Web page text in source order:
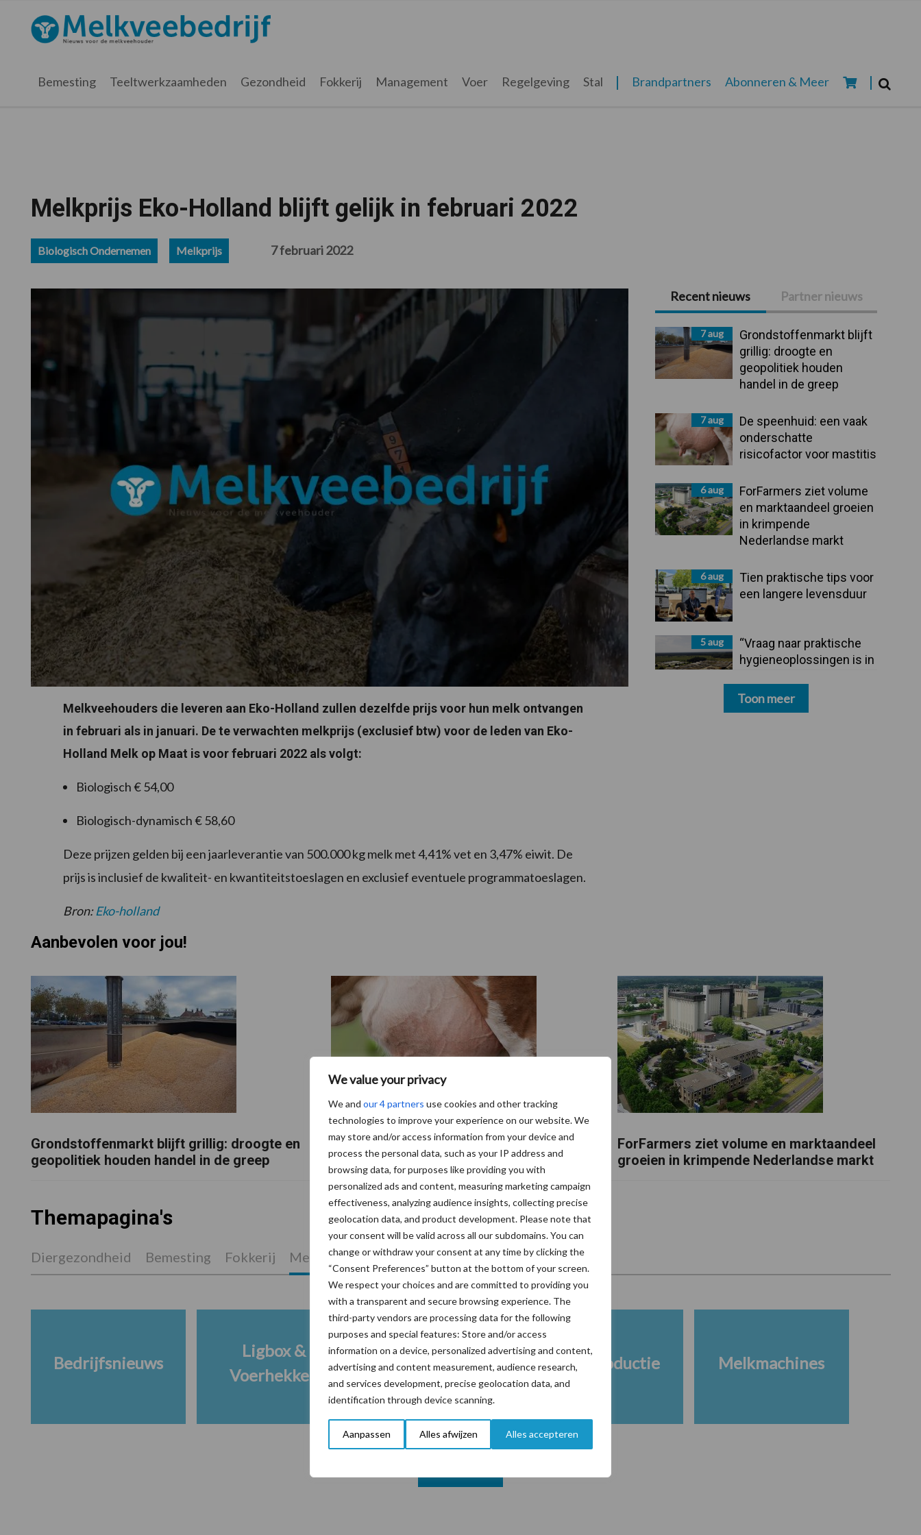
We value your privacy
We and our 4 partners use cookies and other tracking
technologies to improve your experience on our website. We
may store and/or access information from your device and
process the personal data, such as your IP address and
browsing data, for purposes like providing you with
personalized ads and content, measuring marketing campaign
effectiveness, analyzing audience insights, collecting precise
geolocation data, and product development. Please note that
your consent will be valid across all our subdomains. You can
change or withdraw your consent at any time by clicking the
“Consent Preferences” button at the bottom of your screen.
We respect your choices and are committed to providing you
with a transparent and secure browsing experience. The
third-party vendors are processing data for the following
purposes and special features: Store and/or access
information on a device, personalized advertising and content,
advertising and content measurement, audience research,
and services development, precise geolocation data, and
identification through device scanning.
Aanpassen Alles afwijzen Alles accepteren
hoofdnavigatie
hoofd
eerste
voettekst
Melkveebedrijf.nl
Bemesting Teeltwerkzaamheden Gezondheid Fokkerij Management Voer Regelgeving Stal Brandpartners Abonneren & Meer
Melkprijs Eko-Holland blijft gelijk in februari 2022
Biologisch Ondernemen Melkprijs 7 februari 2022
Melkveehouders die leveren aan Eko-Holland zullen dezelfde prijs voor hun melk ontvangen
in februari als in januari. De te verwachten melkprijs (exclusief btw) voor de leden van Eko-
Holland Melk op Maat is voor februari 2022 als volgt:
Biologisch € 54,00
Biologisch-dynamisch € 58,60
Deze prijzen gelden bij een jaarleverantie van 500.000 kg melk met 4,41% vet en 3,47% eiwit. De
prijs is inclusief de kwaliteit- en kwantiteitstoeslagen en exclusief eventuele programmatoeslagen.
Bron:Eko-holland
Primaire
Sidebar
Recent nieuws Partner nieuws
7 aug
Grondstoffenmarkt blijft
grillig: droogte en
geopolitiek houden
handel in de greep
7 aug
De speenhuid: een vaak
onderschatte
risicofactor voor mastitis
6 aug
ForFarmers ziet volume
en marktaandeel groeien
in krimpende
Nederlandse markt
6 aug
Tien praktische tips voor
een langere levensduur
5 aug
“Vraag naar praktische
hygieneoplossingen is in
Toon meer
Aanbevolen voor jou!
Grondstoffenmarkt blijft grillig: droogte en
geopolitiek houden handel in de greep
De speenhuid: een vaak onderschatte
risicofactor voor mastitis
ForFarmers ziet volume en marktaandeel
groeien in krimpende Nederlandse markt
Themapagina's
Diergezondheid Bemesting Fokkerij Melkveebedrijf Veevoer Wet en regelgeving
Bedrijfsnieuws
Ligbox &
Voerhekken
Melkproductie Melkmachines